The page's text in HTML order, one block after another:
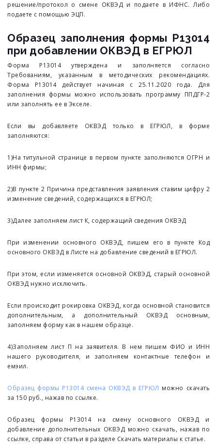
решение/протокол о смене ОКВЭД и подаете в ИФНС. Либо
подаете с помощью ЭЦП.
Образец заполнения формы Р13014
при добавлении ОКВЭД в ЕГРЮЛ
Форма Р13014 утверждена и заполняется согласно
Требованиям, указанным в методических рекомендациях.
Форма Р13014 действует начиная с 25.11.2020 года. Для
заполнения формы можно использовать программу ППДГР-2
или заполнять ее в Экселе.
Если вы добавляете ОКВЭД только в ЕГРЮЛ, в форме
заполняются:
1)На титульной странице в первом пункте заполняются ОГРН и
ИНН фирмы;
2)В пункте 2 Причина представления заявления ставим цифру 2
изменение сведений, содержащихся в ЕГРЮЛ;
3)Далее заполняем лист К, содержащий сведения ОКВЭД
При изменении основного ОКВЭД, пишем его в пункте Код
основного ОКВЭД в Листе на добавление сведений в ЕГРЮЛ.
При этом, если изменяется основной ОКВЭД, старый основной
ОКВЭД нужно исключить.
Если происходит рокировка ОКВЭД, когда основной становится
дополнительным, а дополнительный ОКВЭД основным,
заполняем форму как в нашем образце.
4)Заполняем лист П на заявителя. В нем пишем ФИО и ИНН
нашего руководителя, и заполняем контактные телефон и
емэил.
Образец формы Р13014 смена ОКВЭД в ЕГРЮЛ можно скачать
за 150 руб., нажав по ссылке.
Образец формы Р13014 на смену основного ОКВЭД и
добавление дополнительных ОКВЭД можно скачать, нажав по
ссылке, справа от статьи в разделе Скачать материалы к статье.